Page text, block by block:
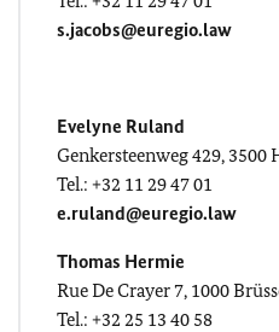
s.jacobs@euregio.law
Evelyne Ruland
Genkersteenweg 429, 3500
Tel.: +32 11 29 47 01
e.ruland@euregio.law
Thomas Hermie
Rue De Crayer 7, 1000
Tel.: +32 25 13 40 58